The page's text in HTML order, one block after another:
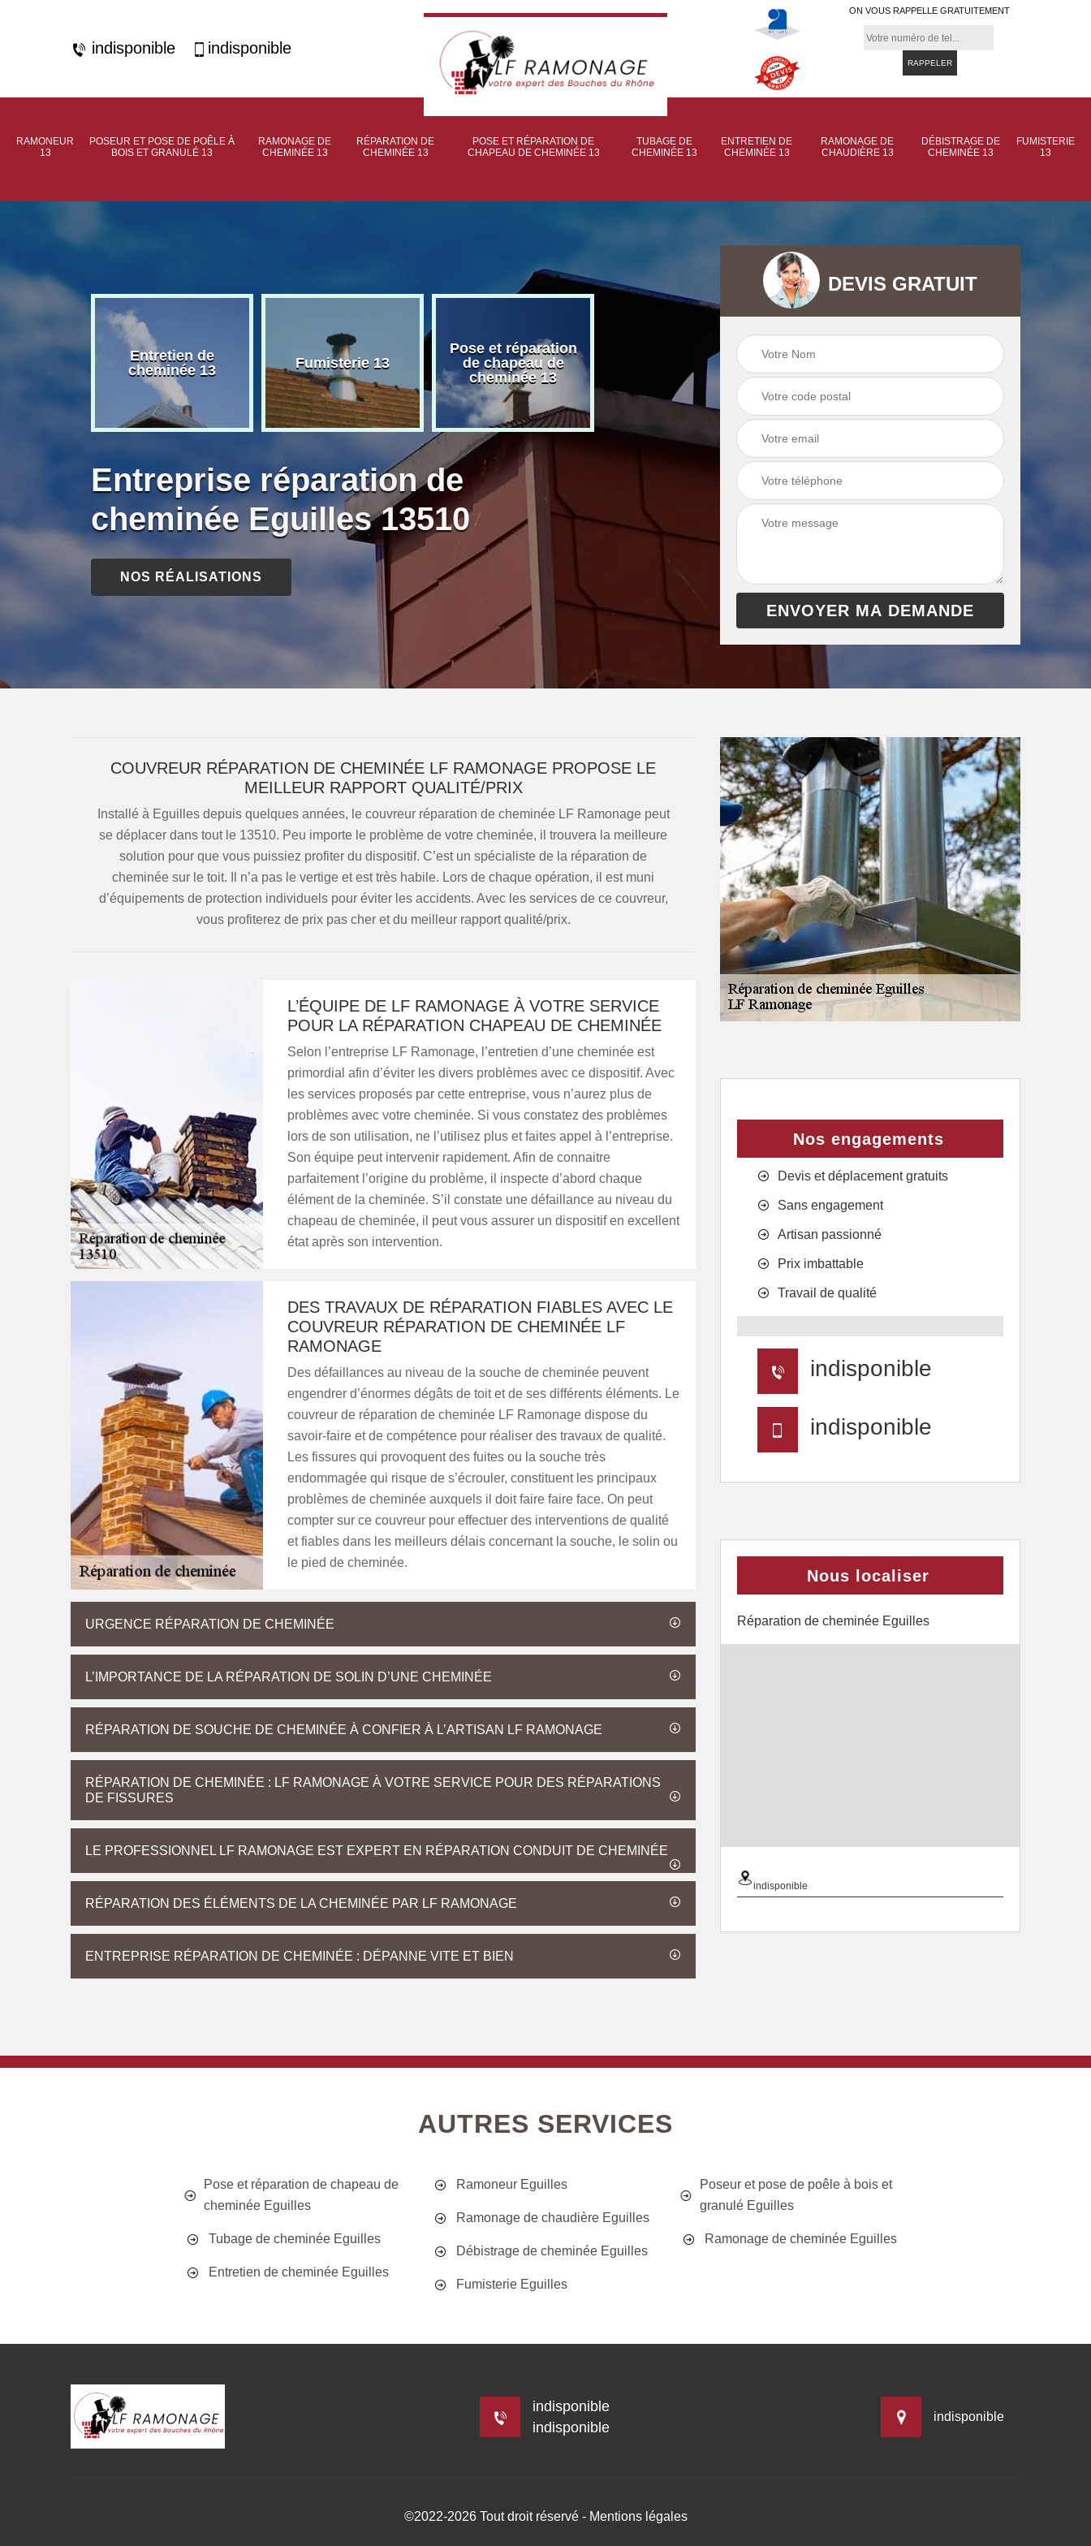
indisponible indisponible
ON VOUS RAPPELLE GRATUITEMENT
RAMONEUR
13
POSEUR ET POSE DE POÊLE À
BOIS ET GRANULÉ 13
RAMONAGE DE
CHEMINÉE 13
RÉPARATION DE
CHEMINÉE 13
POSE ET RÉPARATION DE
CHAPEAU DE CHEMINÉE 13
TUBAGE DE
CHEMINÉE 13
ENTRETIEN DE
CHEMINÉE 13
RAMONAGE DE
CHAUDIÈRE 13
DÉBISTRAGE DE
CHEMINÉE 13
FUMISTERIE
13
Entretien de
cheminée 13
Fumisterie 13
Pose et réparation
de chapeau de
cheminée 13
Poseur et pose de
poêle à bois et
granulé 13
Ramonage de
chaudière 13
Ramonage de
cheminée 13
Entreprise réparation de
cheminée Eguilles 13510
NOS RÉALISATIONS
DEVIS GRATUIT
COUVREUR RÉPARATION DE CHEMINÉE LF RAMONAGE PROPOSE LE
MEILLEUR RAPPORT QUALITÉ/PRIX
Installé à Eguilles depuis quelques années, le couvreur réparation de cheminée LF Ramonage peut
se déplacer dans tout le 13510. Peu importe le problème de votre cheminée, il trouvera la meilleure
solution pour que vous puissiez profiter du dispositif. C’est un spécialiste de la réparation de
cheminée sur le toit. Il n’a pas le vertige et est très habile. Lors de chaque opération, il est muni
d’équipements de protection individuels pour éviter les accidents. Avec les services de ce couvreur,
vous profiterez de prix pas cher et du meilleur rapport qualité/prix.
L’ÉQUIPE DE LF RAMONAGE À VOTRE SERVICE
POUR LA RÉPARATION CHAPEAU DE CHEMINÉE
Selon l’entreprise LF Ramonage, l’entretien d’une cheminée est
primordial afin d’éviter les divers problèmes avec ce dispositif. Avec
les services proposés par cette entreprise, vous n’aurez plus de
problèmes avec votre cheminée. Si vous constatez des problèmes
lors de son utilisation, ne l’utilisez plus et faites appel à l’entreprise.
Son équipe peut intervenir rapidement. Afin de connaitre
parfaitement l’origine du problème, il inspecte d’abord chaque
élément de la cheminée. S’il constate une défaillance au niveau du
chapeau de cheminée, il peut vous assurer un dispositif en excellent
état après son intervention.
DES TRAVAUX DE RÉPARATION FIABLES AVEC LE
COUVREUR RÉPARATION DE CHEMINÉE LF
RAMONAGE
Des défaillances au niveau de la souche de cheminée peuvent
engendrer d’énormes dégâts de toit et de ses différents éléments. Le
couvreur de réparation de cheminée LF Ramonage dispose du
savoir-faire et de compétence pour réaliser des travaux de qualité.
Les fissures qui provoquent des fuites ou la souche très
endommagée qui risque de s’écrouler, constituent les principaux
problèmes de cheminée auxquels il doit faire faire face. On peut
compter sur ce couvreur pour effectuer des interventions de qualité
et fiables dans les meilleurs délais concernant la souche, le solin ou
le pied de cheminée.
URGENCE RÉPARATION DE CHEMINÉE
L’IMPORTANCE DE LA RÉPARATION DE SOLIN D’UNE CHEMINÉE
RÉPARATION DE SOUCHE DE CHEMINÉE À CONFIER À L’ARTISAN LF RAMONAGE
RÉPARATION DE CHEMINÉE : LF RAMONAGE À VOTRE SERVICE POUR DES RÉPARATIONS
DE FISSURES
LE PROFESSIONNEL LF RAMONAGE EST EXPERT EN RÉPARATION CONDUIT DE CHEMINÉE
RÉPARATION DES ÉLÉMENTS DE LA CHEMINÉE PAR LF RAMONAGE
ENTREPRISE RÉPARATION DE CHEMINÉE : DÉPANNE VITE ET BIEN
Nos engagements
Devis et déplacement gratuits
Sans engagement
Artisan passionné
Prix imbattable
Travail de qualité
indisponible
indisponible
Nous localiser
Réparation de cheminée Eguilles
indisponible
AUTRES SERVICES
Pose et réparation de chapeau de
cheminée Eguilles
Tubage de cheminée Eguilles
Entretien de cheminée Eguilles
Ramoneur Eguilles
Ramonage de chaudière Eguilles
Débistrage de cheminée Eguilles
Fumisterie Eguilles
Poseur et pose de poêle à bois et
granulé Eguilles
Ramonage de cheminée Eguilles
indisponible
indisponible
indisponible
©2022-2026 Tout droit réservé - Mentions légales